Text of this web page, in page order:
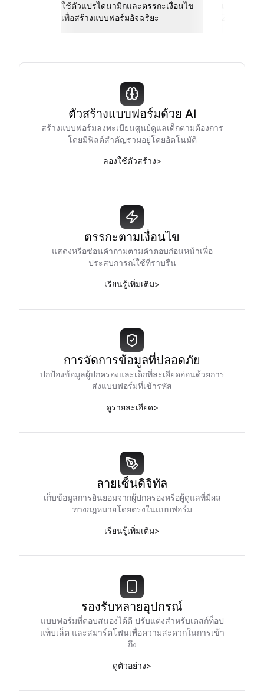
ใช้ตัวแปรไดนามิกและตรรกะเงื่อนไข
เพื่อสร้างแบบฟอร์มอัจฉริยะ
ตัวสร้างแบบฟอร์มด้วย AI
สร้างแบบฟอร์มลงทะเบียนศูนย์ดูแลเด็กตามต้องการ
โดยมีฟิลด์สำคัญรวมอยู่โดยอัตโนมัติ
ลองใช้ตัวสร้าง>
ตรรกะตามเงื่อนไข
แสดงหรือซ่อนคำถามตามคำตอบก่อนหน้าเพื่อ
ประสบการณ์ใช้ที่ราบรื่น
เรียนรู้เพิ่มเติม>
การจัดการข้อมูลที่ปลอดภัย
ปกป้องข้อมูลผู้ปกครองและเด็กที่ละเอียดอ่อนด้วยการ
ส่งแบบฟอร์มที่เข้ารหัส
ดูรายละเอียด>
ลายเซ็นดิจิทัล
เก็บข้อมูลการยินยอมจากผู้ปกครองหรือผู้ดูแลที่มีผล
ทางกฎหมายโดยตรงในแบบฟอร์ม
เรียนรู้เพิ่มเติม>
รองรับหลายอุปกรณ์
แบบฟอร์มที่ตอบสนองได้ดี ปรับแต่งสำหรับเดสก์ท็อป
แท็บเล็ต และสมาร์ตโฟนเพื่อความสะดวกในการเข้า
ถึง
ดูตัวอย่าง>